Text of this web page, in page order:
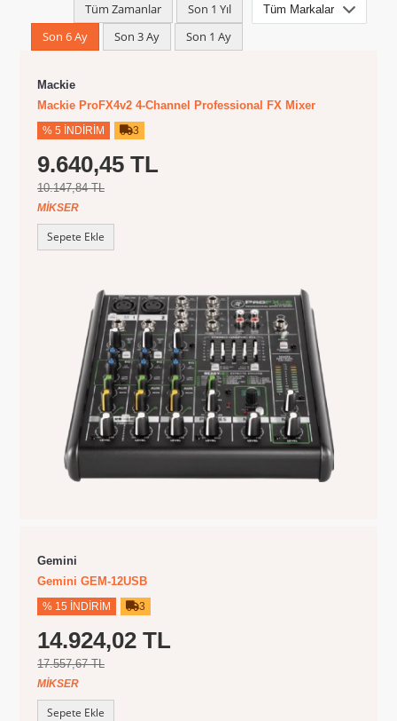
Tüm Zamanlar
Son 1 Yıl
Son 6 Ay
Son 3 Ay Son 1 Ay
Mackie
Mackie ProFX4v2 4-Channel Professional FX Mixer
% 5 İNDIRIM 3
9.640,45 TL
10.147,84 TL
MIKSER
Sepete Ekle
Gemini
Gemini GEM-12USB
% 15 İNDIRIM 3
14.924,02 TL
17.557,67 TL
MIKSER
Sepete Ekle